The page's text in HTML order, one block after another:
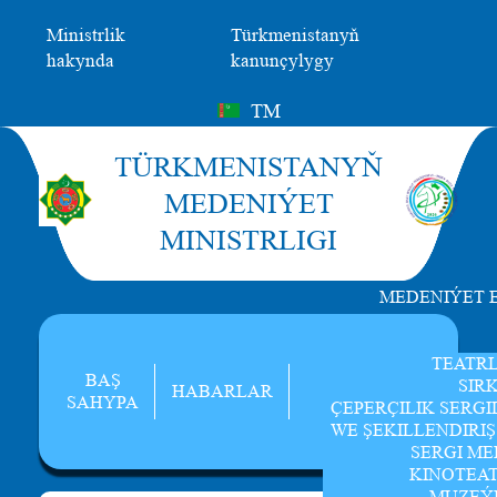
Ministrlik
hakynda
Türkmenistanyň
kanunçylygy
TM
TÜRKMENISTANYŇ
MEDENIÝET
MINISTRLIGI
BAŞ
SAHYPA
HABARLAR
MEDENIÝET
ÇEPERÇILIK
WE
SERGI